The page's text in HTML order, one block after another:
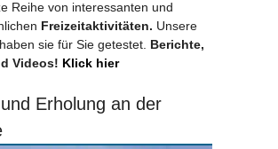
Reihe von interessanten und
Freizeitaktivitäten. Unsere
sie für Sie getestet. Berichte,
Videos! Klick hier
Erholung an der